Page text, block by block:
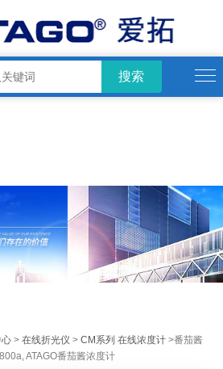
心 >在线折光仪 >CM系列 在线浓度计 >番茄酱
ATAGO番茄酱浓度计